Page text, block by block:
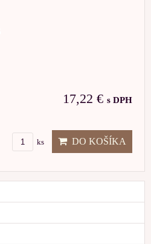
17,22 € s DPH
ks DO KOŠÍKA